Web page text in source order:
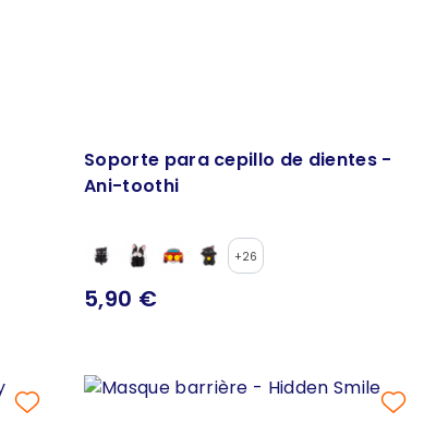
Soporte para cepillo de dientes -
Ani-toothi
+26
5,90 €